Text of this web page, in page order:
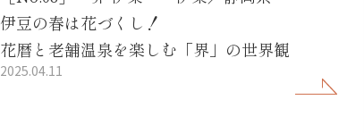
伊豆の春は花づくし！
花暦と老舗温泉を楽しむ「界」の世界観
2025.04.11